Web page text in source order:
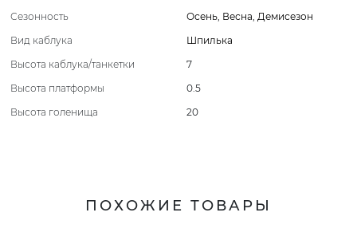
Сезонность
Осень, Весна, Демисезон
Вид каблука
Шпилька
Высота каблука/танкетки
7
Высота платформы
0.5
Высота голенища
20
ПОХОЖИЕ ТОВАРЫ